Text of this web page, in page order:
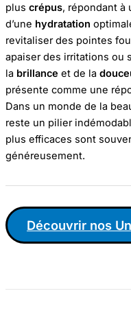
plus crépus, répondant à
d’une hydratation
revitaliser des pointes
apaiser des irritations ou
la brillance et de la
présente comme une
Dans un monde de la
reste un pilier
plus efficaces sont
généreusement.
Découvrir nos